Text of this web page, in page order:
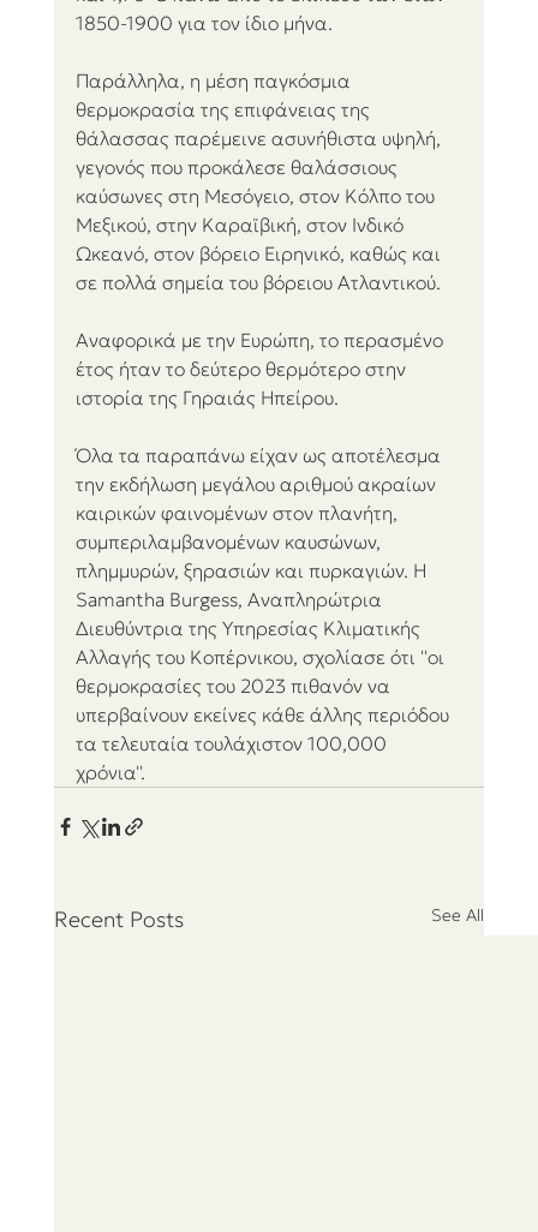
1850-1900 για τον ίδιο μήνα.
Παράλληλα, η μέση παγκόσμια
θερμοκρασία της επιφάνειας της
θάλασσας παρέμεινε ασυνήθιστα υψηλή,
γεγονός που προκάλεσε θαλάσσιους
καύσωνες στη Μεσόγειο, στον Κόλπο του
Μεξικού, στην Καραϊβική, στον Ινδικό
Ωκεανό, στον βόρειο Ειρηνικό, καθώς και
σε πολλά σημεία του βόρειου Ατλαντικού.
Αναφορικά με την Ευρώπη, το περασμένο
έτος ήταν το δεύτερο θερμότερο στην
ιστορία της Γηραιάς Ηπείρου.
Όλα τα παραπάνω είχαν ως αποτέλεσμα
την εκδήλωση μεγάλου αριθμού ακραίων
καιρικών φαινομένων στον πλανήτη,
συμπεριλαμβανομένων καυσώνων,
πλημμυρών, ξηρασιών και πυρκαγιών. Η
Samantha Burgess, Αναπληρώτρια
Διευθύντρια της Υπηρεσίας Κλιματικής
Αλλαγής του Κοπέρνικου, σχολίασε ότι ''οι
θερμοκρασίες του 2023 πιθανόν να
υπερβαίνουν εκείνες κάθε άλλης περιόδου
τα τελευταία τουλάχιστον 100,000
χρόνια''.
Recent Posts See All